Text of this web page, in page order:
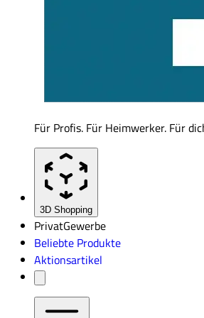
Für Profis. Für Heimwerker. Für
3D Shopping
PrivatGewerbe
Beliebte Produkte
Aktionsartikel